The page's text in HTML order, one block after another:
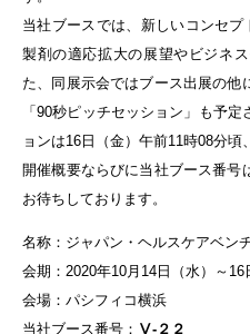
当社ブースでは、新しいコンセ
製剤の適応拡大の展望やビジネ
た、同展示会ではブース出展の他
「90秒ピッチセッション」も予
ョンは16日（金）午前11時08分頃
開催概要ならびに当社ブース番号
お待ちしております。
名称：ジャパン・ヘルスケアベン
会期：2020年10月14日（水）～
会場：パシフィコ横浜
当社ブース番号： Ⅴ-２２